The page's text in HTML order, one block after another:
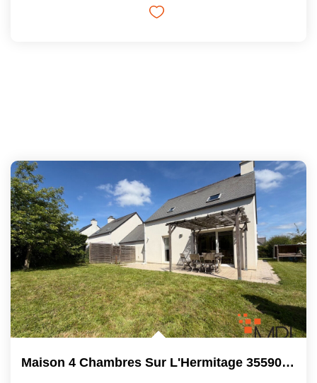
Maison 4 Chambres Sur L'Hermitage 35590 De 94.24 M2